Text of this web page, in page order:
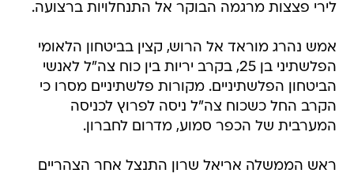
לירי פצצות מרגמה הבוקר אל התנחלויות ברצועה.
אמש נהרג מוראד אל הרוש, קצין בביטחון הלאומי
הפלשתיני בן 25, בקרב יריות בין כוח צה"ל לאנשי
הביטחון הפלשתיניים. מקורות פלשתיניים מסרו כי
הקרב החל כשכוח צה"ל ניסה לפרוץ לכניסה
המערבית של הכפר סמוע, מדרום לחברון.
ראש הממשלה אריאל שרון התנצל אחר הצהריים